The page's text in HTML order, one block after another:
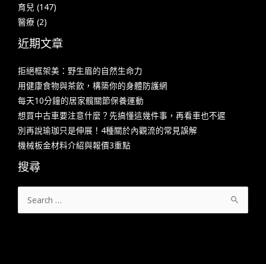
育兒 (147)
醫療 (2)
近期文章
拒絕框架美：野生眉的自然生命力
用健康食物與茶飲，構築你的身體防護網
每天10分鐘的居家髖關節保養運動
想買中古車要注意什麼？先搞懂這幾件事，再看車也不遲
別再說瑜珈只是伸展！4種關於內觀流的常見誤解
機械板金材料介紹與報價3重點
搜尋
尋